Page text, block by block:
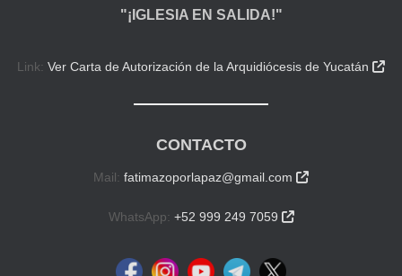
"¡IGLESIA EN SALIDA!"
Link: Ver Carta de Autorización de la Arquidiócesis de Yucatán 
CONTACTO
Mail: fatimazoporlapaz@gmail.com 
WhatsApp: +52 999 249 7059 